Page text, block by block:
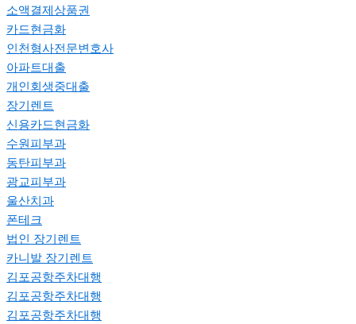
소액결제상품권
카드현금화
인천형사전문변호사
아파트대출
개인회생중대출
장기렌트
신용카드현금화
수원피부과
동탄피부과
광교피부과
울산치과
폰테크
법인 장기렌트
카니발 장기렌트
김포공항주차대행
김포공항주차대행
김포공항주차대행